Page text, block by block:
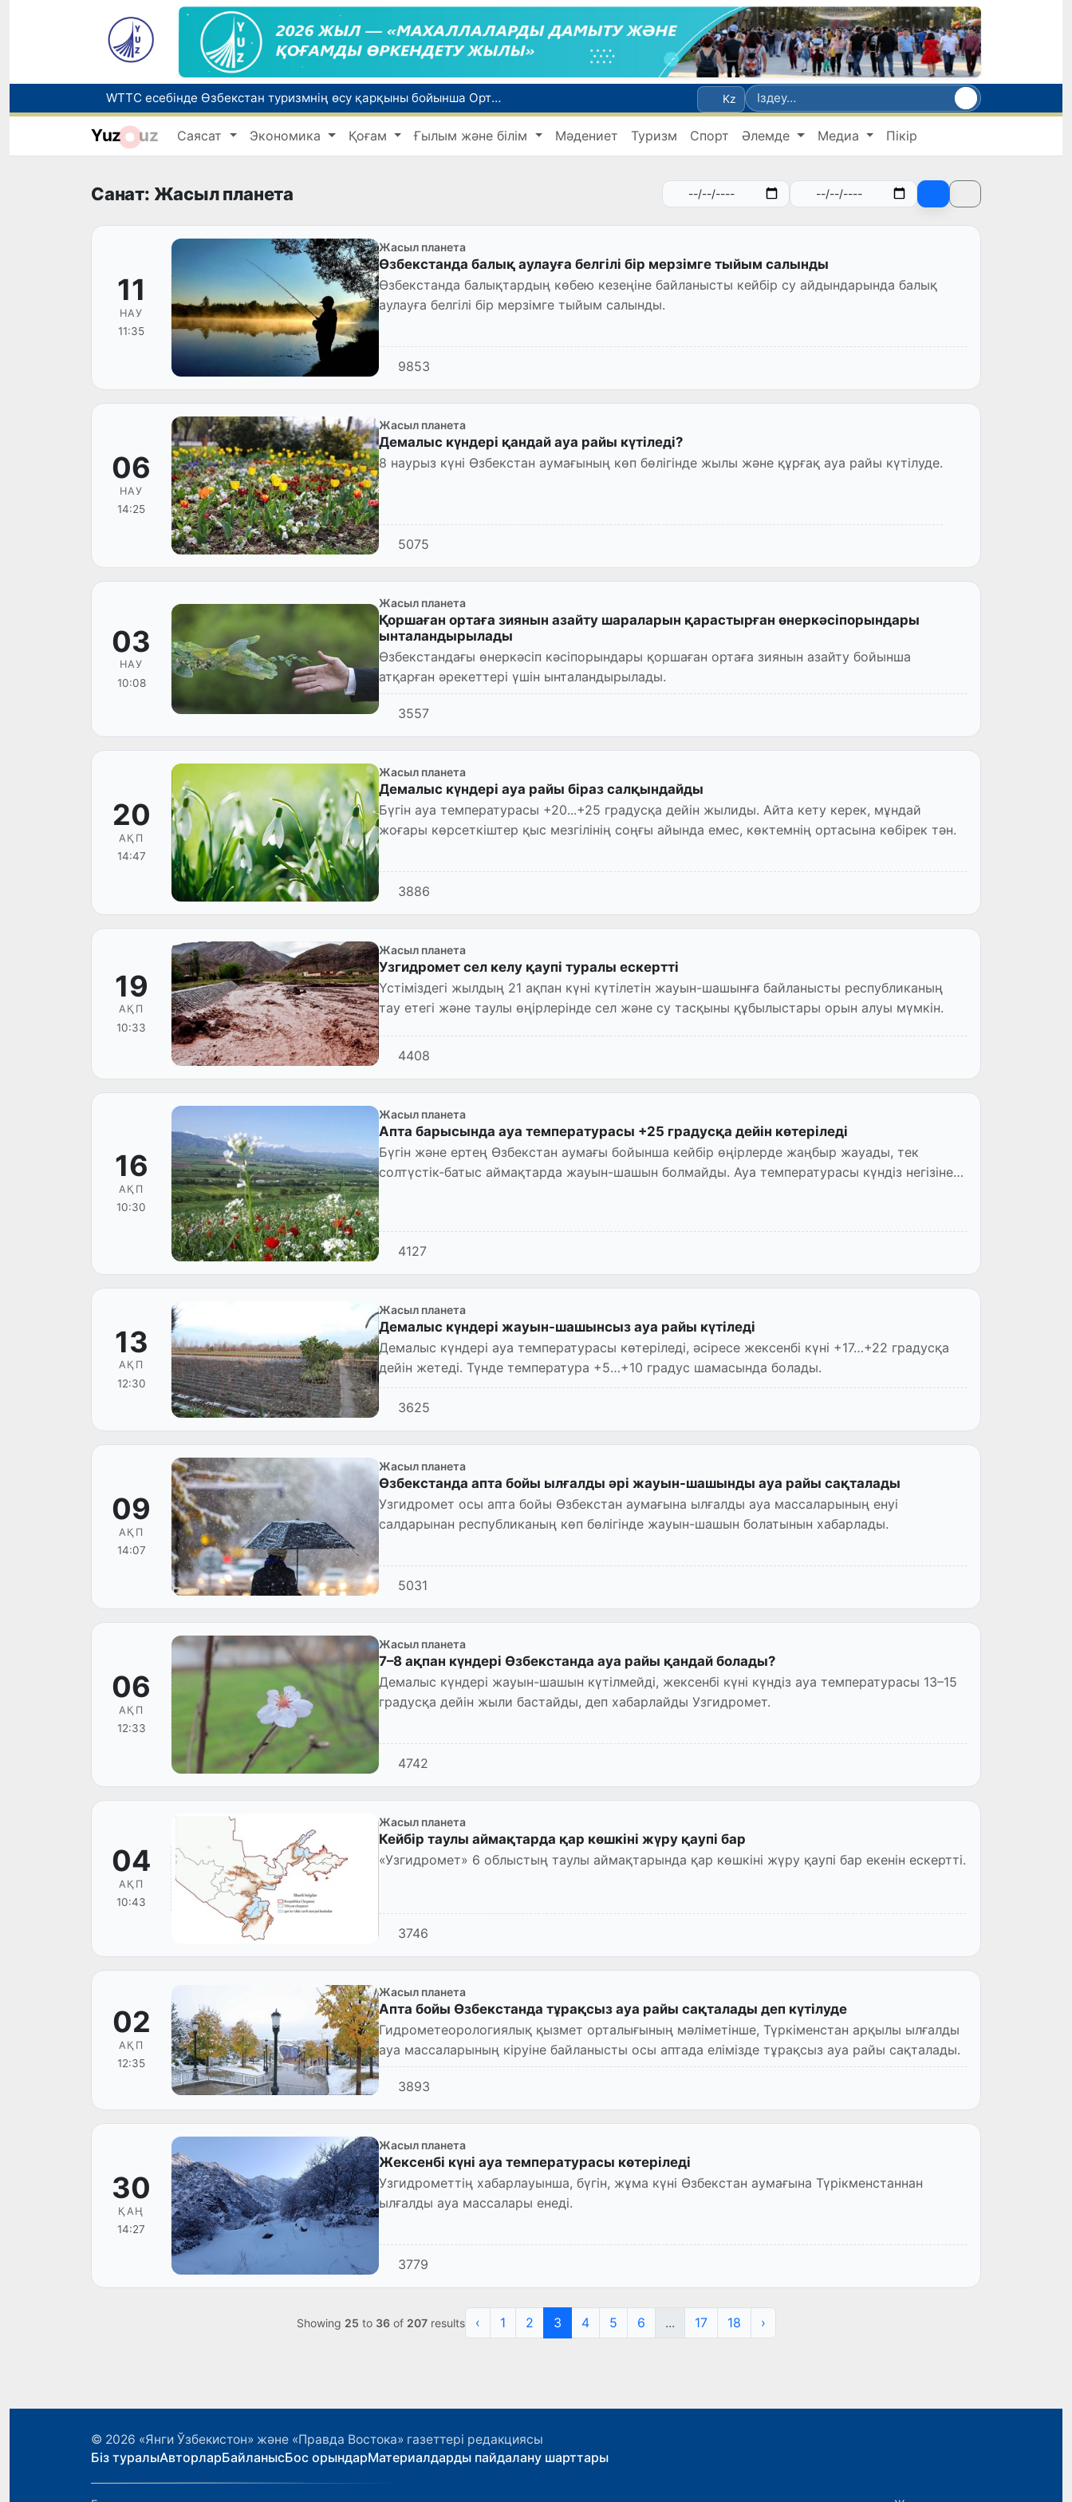
WTTC есебінде Өзбекстан туризмнің өсу қарқыны бойынша Орталық Азияда бірінші орынға шықты
Мүмкіндігі шектеулі талапкерлерге қабылдау емтихандарында қосымша уақыт беріледі
Беларусьтен Өзбекстанға екінші тікелей жүк пойызы жөнелтілді
Жарты жылда Өзбекстанда қанша егіз сәби дүниеге келді?
Kz
Yuz uz Саясат Экономика Қоғам Ғылым және білім Мәдениет Туризм Спорт Әлемде Медиа Пікір
Санат: Жасыл планета
11
НАУ
11:35
Жасыл планета
Өзбекстанда балық аулауға белгілі бір мерзімге тыйым салынды
Өзбекстанда балықтардың көбею кезеңіне байланысты кейбір су айдындарында балық
аулауға белгілі бір мерзімге тыйым салынды.
9853
06
НАУ
14:25
Жасыл планета
Демалыс күндері қандай ауа райы күтіледі?
8 наурыз күні Өзбекстан аумағының көп бөлігінде жылы және құрғақ ауа райы күтілуде.
5075
03
НАУ
10:08
Жасыл планета
Қоршаған ортаға зиянын азайту шараларын қарастырған өнеркәсіпорындары
ынталандырылады
Өзбекстандағы өнеркәсіп кәсіпорындары қоршаған ортаға зиянын азайту бойынша
атқарған әрекеттері үшін ынталандырылады.
3557
20
АҚП
14:47
Жасыл планета
Демалыс күндері ауа райы біраз салқындайды
Бүгін ауа температурасы +20...+25 градусқа дейін жылиды. Айта кету керек, мұндай
жоғары көрсеткіштер қыс мезгілінің соңғы айында емес, көктемнің ортасына көбірек тән.
3886
19
АҚП
10:33
Жасыл планета
Узгидромет сел келу қаупі туралы ескертті
Үстіміздегі жылдың 21 ақпан күні күтілетін жауын-шашынға байланысты республиканың
тау етегі және таулы өңірлерінде сел және су тасқыны құбылыстары орын алуы мүмкін.
4408
16
АҚП
10:30
Жасыл планета
Апта барысында ауа температурасы +25 градусқа дейін көтеріледі
Бүгін және ертең Өзбекстан аумағы бойынша кейбір өңірлерде жаңбыр жауады, тек
солтүстік-батыс аймақтарда жауын-шашын болмайды. Ауа температурасы күндіз негізінен
4127
13
АҚП
12:30
Жасыл планета
Демалыс күндері жауын-шашынсыз ауа райы күтіледі
Демалыс күндері ауа температурасы көтеріледі, әсіресе жексенбі күні +17…+22 градусқа
дейін жетеді. Түнде температура +5…+10 градус шамасында болады.
3625
09
АҚП
14:07
Жасыл планета
Өзбекстанда апта бойы ылғалды әрі жауын-шашынды ауа райы сақталады
Узгидромет осы апта бойы Өзбекстан аумағына ылғалды ауа массаларының енуі
салдарынан республиканың көп бөлігінде жауын-шашын болатынын хабарлады.
5031
06
АҚП
12:33
Жасыл планета
7–8 ақпан күндері Өзбекстанда ауа райы қандай болады?
Демалыс күндері жауын-шашын күтілмейді, жексенбі күні күндіз ауа температурасы 13–15
градусқа дейін жыли бастайды, деп хабарлайды Узгидромет.
4742
04
АҚП
10:43
Жасыл планета
Кейбір таулы аймақтарда қар көшкіні жүру қаупі бар
«Узгидромет» 6 облыстың таулы аймақтарында қар көшкіні жүру қаупі бар екенін ескертті.
3746
02
АҚП
12:35
Жасыл планета
Апта бойы Өзбекстанда тұрақсыз ауа райы сақталады деп күтілуде
Гидрометеорологиялық қызмет орталығының мәліметінше, Түркіменстан арқылы ылғалды
ауа массаларының кіруіне байланысты осы аптада елімізде тұрақсыз ауа райы сақталады.
3893
30
ҚАҢ
14:27
Жасыл планета
Жексенбі күні ауа температурасы көтеріледі
Узгидрометтің хабарлауынша, бүгін, жұма күні Өзбекстан аумағына Түрікменстаннан
ылғалды ауа массалары енеді.
3779
Showing 25 to 36of 207results ‹ 1 2 3 4 5 6 ... 17 18 ›
© 2026 «Янги Ўзбекистон» және «Правда Востока» газеттері редакциясы
Біз туралыАвторларБайланысБос орындарМатериалдарды пайдалану шарттары